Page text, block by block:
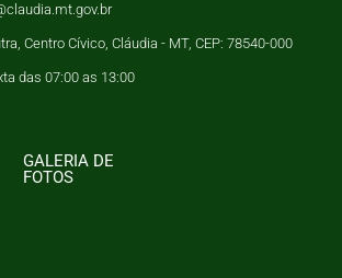
Centro Cívico, Cláudia - MT, CEP: 78540-000
das 07:00 as 13:00
GALERIA DE
FOTOS